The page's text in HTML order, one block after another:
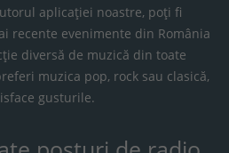
aplicației noastre, poți fi
recente evenimente din România
diversă de muzică din toate
muzica pop, rock sau clasică,
gusturile.